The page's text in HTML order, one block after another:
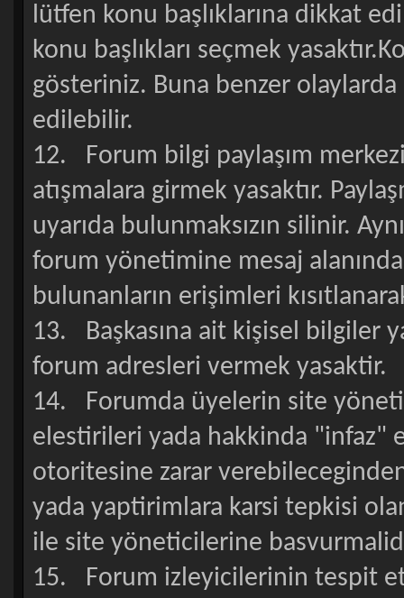
lütfen konu başlıklarına dikkat
konu başlıkları seçmek
gösteriniz. Buna benzer
edilebilir.
12. Forum bilgi paylaşım
atışmalara girmek yasaktır.
uyarıda bulunmaksızın silinir.
forum yönetimine mesaj
bulunanların erişimleri
13. Başkasına ait kişisel bilgiler
forum adresleri vermek yasaktir.
14. Forumda üyelerin site
elestirileri yada hakkinda "infaz"
otoritesine zarar
yada yaptirimlara karsi tepkisi
ile site yöneticilerine
15. Forum izleyicilerinin tespit